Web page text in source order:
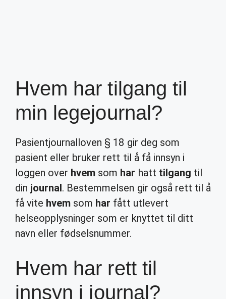
Hvem har tilgang til
min legejournal?
Pasientjournalloven § 18 gir deg som
pasient eller bruker rett til å få innsyn i
loggen over hvem som har hatt tilgang til
din journal. Bestemmelsen gir også rett til å
få vite hvem som har fått utlevert
helseopplysninger som er knyttet til ditt
navn eller fødselsnummer.
Hvem har rett til
innsyn i journal?